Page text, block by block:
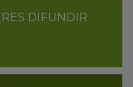
DIFUNDIR